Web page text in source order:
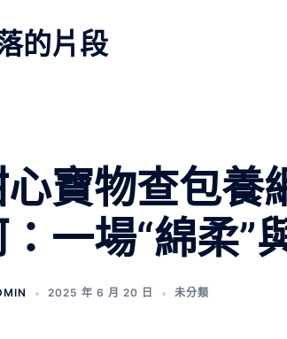
的片段
寶物查包養
一場“綿柔”
2025 年 6 月 20 日 未分類